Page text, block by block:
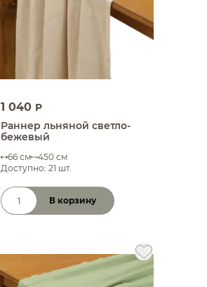
1 040 P
Раннер льняной светло-
бежевый
66 см
450 см
Доступно: 21 шт.
Количество товара
В корзину